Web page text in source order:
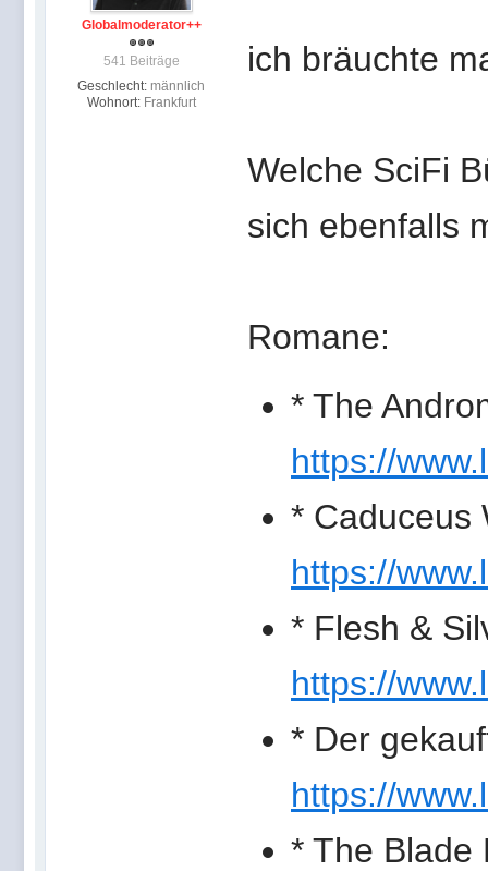
Globalmoderator++
541 Beiträge
Geschlecht: männlich
Wohnort: Frankfurt
ich bräuchte
Welche SciFi
sich ebenfalls
Romane:
* The
https://
* Caduceus
https://
* Flesh &
https://
* Der
https://
* The Blade